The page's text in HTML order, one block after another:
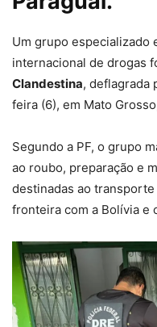
Um grupo especializado
internacional de drogas
Clandestina, deflagrada
feira (6), em Mato
Segundo a PF, o grupo
ao roubo, preparação e
destinadas ao
fronteira com a Bolívia e